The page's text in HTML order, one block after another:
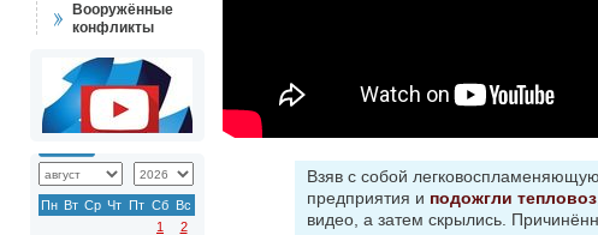
Вооружённые
конфликты
Пн Вт Ср Чт Пт Сб Вс
1
2
Взяв с собой
предприятия и подожгли тепловоз
видео, а затем скрылись.